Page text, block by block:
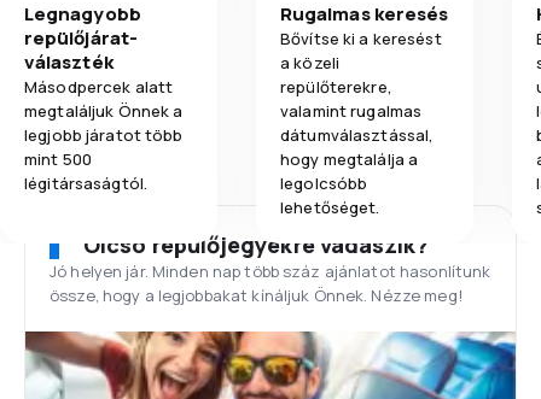
Legnagyobb
repülőjárat-
választék
Másodpercek alatt
megtaláljuk Önnek a
legjobb járatot több
mint 500
légitársaságtól.
Rugalmas keresés
Bővítse ki a keresést
a közeli
repülőterekre,
valamint rugalmas
dátumválasztással,
hogy megtalálja a
legolcsóbb
lehetőséget.
Olcsó repülőjegyekre vadászik?
Jó helyen jár. Minden nap több száz ajánlatot hasonlítunk
össze, hogy a legjobbakat kínáljuk Önnek. Nézze meg!